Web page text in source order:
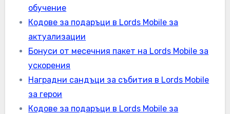
обучение
Кодове за подаръци в Lords Mobile за
актуализации
Бонуси от месечния пакет на Lords Mobile за
ускорения
Наградни сандъци за събития в Lords Mobile
за герои
Кодове за подаръци в Lords Mobile за